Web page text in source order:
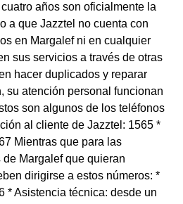
años son oficialmente la
a que Jazztel no cuenta con
en Margalef ni en cualquier
sus servicios a través de otras
hacer duplicados y reparar
su atención personal funcionan
son algunos de los teléfonos
al cliente de Jazztel: 1565 *
Mientras que para las
Margalef que quieran
dirigirse a estos números: *
* Asistencia técnica: desde un